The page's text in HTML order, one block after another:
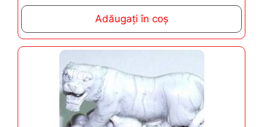
o
5
Adăugați în coș